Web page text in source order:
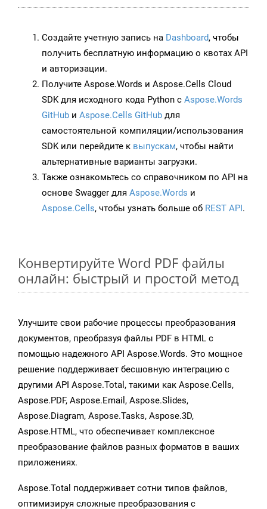
Создайте учетную запись на Dashboard, чтобы
получить бесплатную информацию о квотах API
и авторизации.
Получите Aspose.Words и Aspose.Cells Cloud
SDK для исходного кода Python с Aspose.Words
GitHub и Aspose.Cells GitHub для
самостоятельной компиляции/использования
SDK или перейдите к выпускам, чтобы найти
альтернативные варианты загрузки.
Также ознакомьтесь со справочником по API на
основе Swagger для Aspose.Words и
Aspose.Cells, чтобы узнать больше об REST API.
Конвертируйте Word PDF файлы
онлайн: быстрый и простой метод
Улучшите свои рабочие процессы преобразования
документов, преобразуя файлы PDF в HTML с
помощью надежного API Aspose.Words. Это мощное
решение поддерживает бесшовную интеграцию с
другими API Aspose.Total, такими как Aspose.Cells,
Aspose.PDF, Aspose.Email, Aspose.Slides,
Aspose.Diagram, Aspose.Tasks, Aspose.3D,
Aspose.HTML, что обеспечивает комплексное
преобразование файлов разных форматов в ваших
приложениях.
Aspose.Total поддерживает сотни типов файлов,
оптимизируя сложные преобразования с